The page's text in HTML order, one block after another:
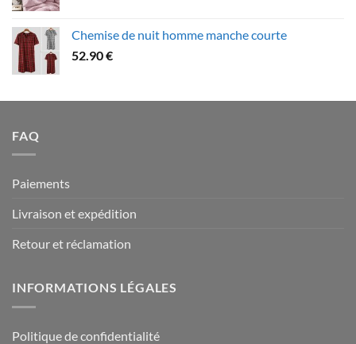
79.90 €
Chemise de nuit homme manche courte
52.90€
FAQ
Paiements
Livraison et expédition
Retour et réclamation
INFORMATIONS LÉGALES
Politique de confidentialité